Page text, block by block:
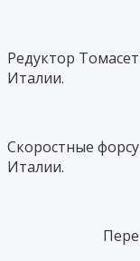
Редуктор
Италии.
Скоростные
Италии.